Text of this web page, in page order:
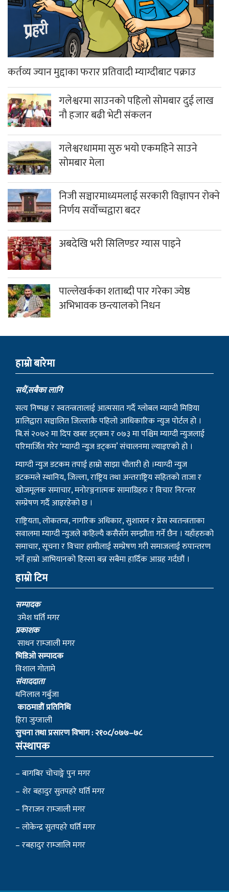
कर्तव्य ज्यान मुद्दाका फरार प्रतिवादी म्याग्दीबाट पक्राउ
गलेश्वरमा साउनको पहिलो सोमबार दुई लाख
नौ हजार बढी भेटी संकलन
गलेश्वरधाममा सुरु भयो एकमहिने साउने
सोमबार मेला
निजी सञ्चारमाध्यमलाई सरकारी विज्ञापन रोक्ने
निर्णय सर्वोच्चद्वारा बदर
अबदेखि भरी सिलिण्डर ग्यास पाइने
पाल्लेखर्कका शताब्दी पार गरेका ज्येष्ठ
अभिभावक छन्त्यालको निधन
हाम्राे बारेमा
सधैं,सबैका लागि
सत्य निष्पक्ष र स्वतन्त्रतालाई आत्मसात गर्दै ग्लोबल म्याग्दी मिडिया
प्रालिद्वारा सञ्चालित जिल्लाकै पहिलो आधिकारिक न्युज पोर्टल हो ।
बि.सं २०७२ मा दिप खबर डट्कम र ०७३ मा पश्चिम म्याग्दी न्युजलाई
परिमार्जित गरेर ‘म्याग्दी न्युज डट्कम’ संचालनमा ल्याइएको हो ।
म्याग्दी न्युज डटकम तपाई हाम्रो साझा चौतारी हो ।म्याग्दी न्युज
डटकमले स्थानिय, जिल्ला, राष्ट्रिय तथा अन्तराष्ट्रिय सहितको ताजा र
खोजमूलक समाचार, मनोरञ्जनात्मक सामाग्रिहरु र विचार निरन्तर
सम्प्रेषण गर्दै आइरहेको छ ।
राष्ट्रियता, लोकतन्त्र, नागरिक अधिकार, सुशासन र प्रेस स्वतन्त्रताका
सवालमा म्याग्दी न्युजले कहिल्यै कसैसँग सम्झौता गर्ने छैन । यहाँहरुको
समाचार, सूचना र विचार हामीलाई सम्प्रेषण गरी समाजलाई रुपान्तरण
गर्ने हाम्रो आभियानको हिस्सा बन्न सबैमा हार्दिक आग्रह गर्दछौं ।
हाम्रो टिम
सम्पादक
उमेश घर्ति मगर
प्रकाशक
साधन राम्जाली मगर
भिडिओ सम्पादक
विशाल गोतामे
स‌ंवाददाता
धनिलाल गर्बुजा
काठमाडाैं प्रतिनिधि
हिरा जुग्जाली
सुचना तथा प्रसारण विभाग : २१०८/०७७–७८
संस्थापक
– बागबिर चोचाङ्गे पुन मगर
– शेर बहादुर सुतपहरे घर्ति मगर
– निराजन राम्जाली मगर
– लोकेन्द्र सुतपहरे घर्ति मगर
– रबहादुर राम्जालि मगर